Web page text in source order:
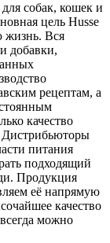
собак, кошек и
цель Husse
жизнь. Вся
добавки,
рецептам, а
качество
Дистрибьюторы
питания
подходящий
Продукция
её напрямую
качество
можно